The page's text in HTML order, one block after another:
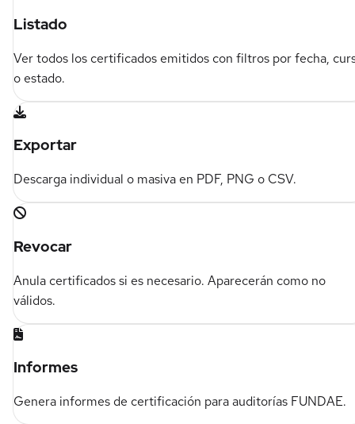
Listado
Ver todos los certificados emitidos con filtros por fecha,
o estado.
Exportar
Descarga individual o masiva en PDF, PNG o CSV.
Revocar
Anula certificados si es necesario. Aparecerán como no
válidos.
Informes
Genera informes de certificación para auditorías FUNDAE.